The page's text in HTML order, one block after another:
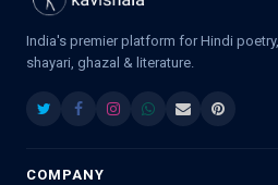
India's premier platform for Hindi poetry,
shayari, ghazal & literature.
COMPANY